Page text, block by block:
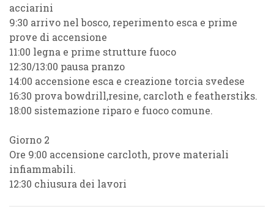
acciarini
9:30 arrivo nel bosco, reperimento esca e prime
prove di accensione
11:00 legna e prime strutture fuoco
12:30/13:00 pausa pranzo
14:00 accensione esca e creazione torcia svedese
16:30 prova bowdrill,resine, carcloth e featherstiks.
18:00 sistemazione riparo e fuoco comune.
Giorno 2
Ore 9:00 accensione carcloth, prove materiali
infiammabili.
12:30 chiusura dei lavori